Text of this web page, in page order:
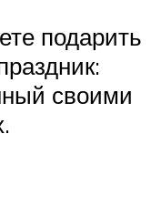
подарить
своими